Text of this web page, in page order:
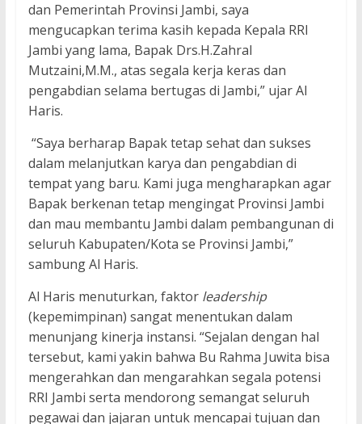
dan Pemerintah Provinsi Jambi, saya
mengucapkan terima kasih kepada Kepala RRI
Jambi yang lama, Bapak Drs.H.Zahral
Mutzaini,M.M., atas segala kerja keras dan
pengabdian selama bertugas di Jambi,” ujar Al
Haris.
“Saya berharap Bapak tetap sehat dan sukses
dalam melanjutkan karya dan pengabdian di
tempat yang baru. Kami juga mengharapkan agar
Bapak berkenan tetap mengingat Provinsi Jambi
dan mau membantu Jambi dalam pembangunan di
seluruh Kabupaten/Kota se Provinsi Jambi,”
sambung Al Haris.
Al Haris menuturkan, faktor leadership
(kepemimpinan) sangat menentukan dalam
menunjang kinerja instansi. “Sejalan dengan hal
tersebut, kami yakin bahwa Bu Rahma Juwita bisa
mengerahkan dan mengarahkan segala potensi
RRI Jambi serta mendorong semangat seluruh
pegawai dan jajaran untuk mencapai tujuan dan